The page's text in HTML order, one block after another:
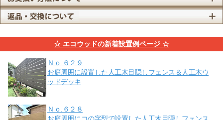
☆ エコウッドの新着設置例ページ ☆
Ｎｏ.６２９
お庭周囲に設置した人工木目隠しフェンス＆人工木ウ
ッドデッキ
Ｎｏ.６２８
お庭周囲にコの字型で設置した人工木目隠しフェンス